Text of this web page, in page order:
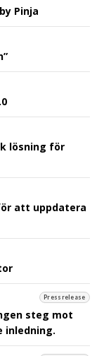
Pinja
lösning för
att uppdatera
Pressrelease
steg mot
inledning.